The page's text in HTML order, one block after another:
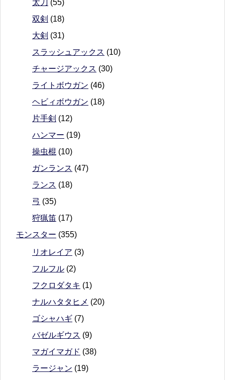
太刀
(55)
双剣 (18)
大剣 (31)
スラッシュアックス (10)
チャージアックス (30)
ライトボウガン (46)
ヘビィボウガン (18)
片手剣 (12)
ハンマー (19)
操虫棍 (10)
ガンランス (47)
ランス (18)
弓 (35)
狩猟笛 (17)
モンスター (355)
リオレイア (3)
フルフル (2)
フクロダタキ (1)
ナルハタタヒメ (20)
ゴシャハギ (7)
バゼルギウス (9)
マガイマガド (38)
ラージャン (19)